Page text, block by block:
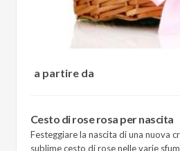
a partire da
Cesto di rose rosa per nascita
Festeggiare la nascita di una nuova
sublime cesto di rose nelle varie